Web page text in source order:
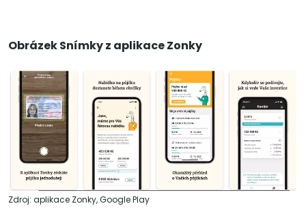
Obrázek Snímky z aplikace Zonky
Zdroj: aplikace Zonky, Google Play